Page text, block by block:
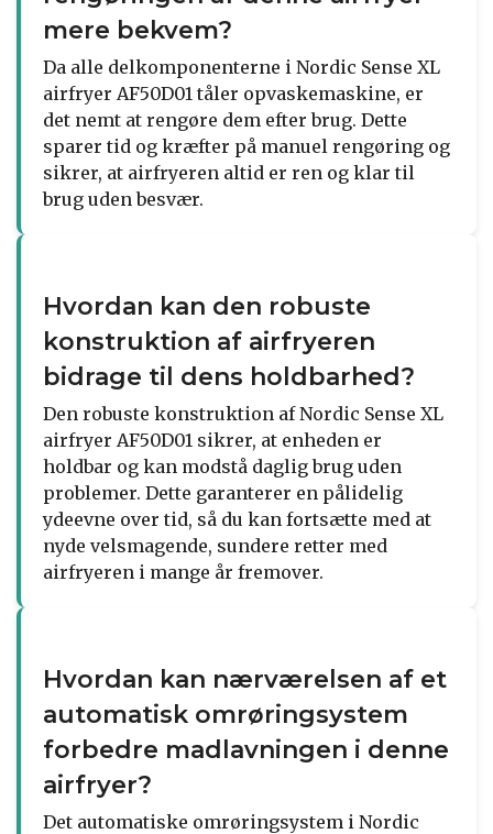
mere bekvem?
Da alle delkomponenterne i Nordic Sense XL
airfryer AF50D01 tåler opvaskemaskine, er
det nemt at rengøre dem efter brug. Dette
sparer tid og kræfter på manuel rengøring og
sikrer, at airfryeren altid er ren og klar til
brug uden besvær.
Hvordan kan den robuste
konstruktion af airfryeren
bidrage til dens holdbarhed?
Den robuste konstruktion af Nordic Sense XL
airfryer AF50D01 sikrer, at enheden er
holdbar og kan modstå daglig brug uden
problemer. Dette garanterer en pålidelig
ydeevne over tid, så du kan fortsætte med at
nyde velsmagende, sundere retter med
airfryeren i mange år fremover.
Hvordan kan nærværelsen af et
automatisk omrøringsystem
forbedre madlavningen i denne
airfryer?
Det automatiske omrøringsystem i Nordic